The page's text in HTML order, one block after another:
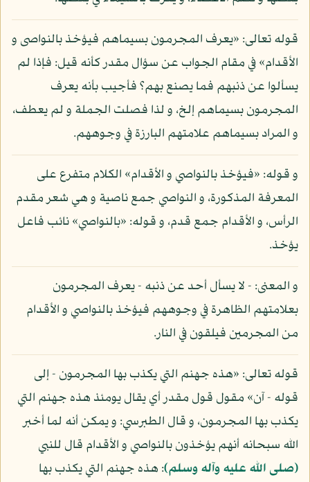
قوله تعالى: «يعرف المجرمون بسيماهم فيؤخذ بالنواصى و
الأقدام» في مقام الجواب عن سؤال مقدر كأنه قيل: فإذا لم
يسألوا عن ذنبهم فما يصنع بهم؟ فأجيب بأنه يعرف
المجرمون بسيماهم إلخ، و لذا فصلت الجملة و لم يعطف،
و المراد بسيماهم علامتهم البارزة في وجوههم.
و قوله: «فيؤخذ بالنواصي و الأقدام» الكلام متفرع على
المعرفة المذكورة، و النواصي جمع ناصية و هي شعر مقدم
الرأس، و الأقدام جمع قدم، و قوله: «بالنواصي» نائب فاعل
يؤخذ.
و المعنى: - لا يسأل أحد عن ذنبه - يعرف المجرمون
بعلامتهم الظاهرة في وجوههم فيؤخذ بالنواصي و الأقدام
من المجرمين فيلقون في النار.
قوله تعالى: «هذه جهنم التي يكذب بها المجرمون - إلى
قوله - آن» مقول قول مقدر أي يقال يومئذ هذه جهنم التي
يكذب بها المجرمون، و قال الطبرسي: و يمكن أنه لما أخبر
الله سبحانه أنهم يؤخذون بالنواصي و الأقدام قال للنبي
(صلى الله عليه وآله وسلم): هذه جهنم التي يكذب بها